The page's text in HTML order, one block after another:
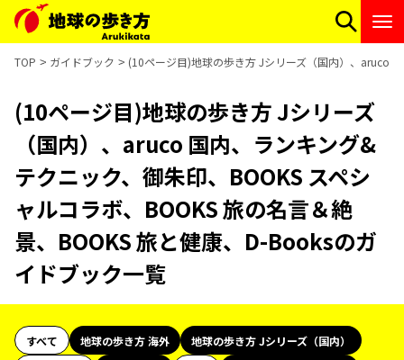
TOP ガイドブック (10ページ目)地球の歩き方 Jシリーズ（国内）、aruco
(10ページ目)地球の歩き方 Jシリーズ
（国内）、aruco 国内、ランキング&
テクニック、御朱印、BOOKS スペシ
ャルコラボ、BOOKS 旅の名言＆絶
景、BOOKS 旅と健康、D-Booksのガ
イドブック一覧
すべて 地球の歩き方 海外
地球の歩き方 Jシリーズ（国内）